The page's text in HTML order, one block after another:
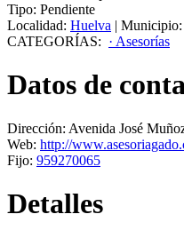
Tipo: Pendiente
Localidad: Huelva | Municipio:
CATEGORÍAS: · Asesorías
Datos de
Dirección: Avenida José
Web: http://
Fijo: 959270065
Detalles